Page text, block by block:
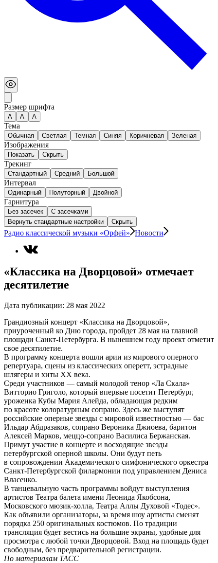
Размер шрифта
А A A
Тема
Обычная Светлая Темная Синяя Коричневая Зеленая
Изображения
Показать Скрыть
Трекинг
Стандартный Средний Большой
Интервал
Одинарный Полуторный Двойной
Гарнитура
Без засечек
С засечками
Вернуть стандартные настройки
Скрыть
Радио классической музыки «Орфей» Новости
«Классика на Дворцовой» отмечает
десятилетие
Дата публикации: 28 мая 2022
Грандиозный концерт «Классика на Дворцовой»,
приуроченный ко Дню города, пройдет 28 мая на главной
площади Санкт-Петербурга. В нынешнем году проект отметит
свое десятилетие.
В программу концерта вошли арии из мирового оперного
репертуара, сцены из классических оперетт, эстрадные
шлягеры и хиты XX века.
Среди участников — самый молодой тенор «Ла Скала»
Витторио Григоло, который впервые посетит Петербург,
уроженка Кубы Мария Алейда, обладающая редким
по красоте колоратурным сопрано. Здесь же выступят
российские оперные звезды с мировой известностью — бас
Ильдар Абдразаков, сопрано Вероника Джиоева, баритон
Алексей Марков, меццо-сопрано Василиса Бержанская.
Примут участие в концерте и восходящие звезды
петербургской оперной школы. Они будут петь
в сопровождении Академического симфонического оркестра
Санкт-Петербургской филармонии под управлением Дениса
Власенко.
В танцевальную часть программы войдут выступления
артистов Театра балета имени Леонида Якобсона,
Московского мюзик-холла, Театра Аллы Духовой «Тодес».
Как объявили организаторы, за время шоу артисты сменят
порядка 250 оригинальных костюмов. По традиции
трансляция будет вестись на большие экраны, удобные для
просмотра с любой точки Дворцовой. Вход на площадь будет
свободным, без предварительной регистрации.
По материалам ТАСС